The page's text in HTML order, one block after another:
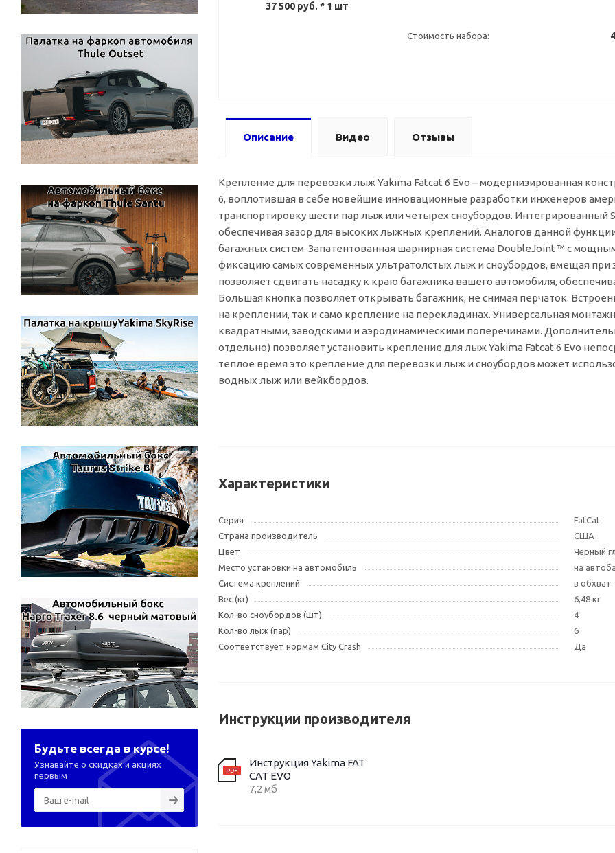
37 500 руб. * 1 шт
Стоимость набора:
Описание Видео Отзывы
Крепление для перевозки лыж Yakima Fatcat 6 Evo – модернизированная
6, воплотившая в себе новейшие инновационные разработки инженеров
транспортировку шести пар лыж или четырех сноубордов. Интегрированный
обеспечивая зазор для высоких лыжных креплений. Аналогов данной
багажных систем. Запатентованная шарнирная система DoubleJoint ™ с
фиксацию самых современных ультратолстых лыж и сноубордов, вмещая
позволяет сдвигать насадку к краю багажника вашего автомобиля,
Большая кнопка позволяет открывать багажник, не снимая перчаток.
на креплении, так и само крепление на перекладинах. Универсальная
квадратными, заводскими и аэродинамическими поперечинами.
отдельно) позволяет установить крепление для лыж Yakima Fatcat 6 Evo
теплое время это крепление для перевозки лыж и сноубордов может
водных лыж или вейкбордов.
Характеристики
Серия
FatCat
Страна производитель
США
Цвет
Черный
Место установки на автомобиль
на
Система креплений
в обхват
Вес (кг)
6,48 кг
Кол-во сноубордов (шт)
4
Кол-во лыж (пар)
6
Соответствует нормам City Crash
Да
Инструкции производителя
Инструкция Yakima FAT
CAT EVO
7,2 мб
Будьте всегда в курсе!
Узнавайте о скидках и акциях
первым